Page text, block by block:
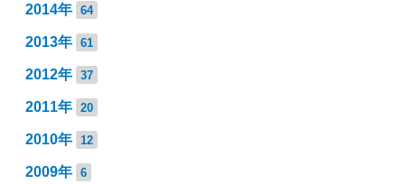
2014年 64
2013年 61
2012年 37
2011年 20
2010年 12
2009年 6